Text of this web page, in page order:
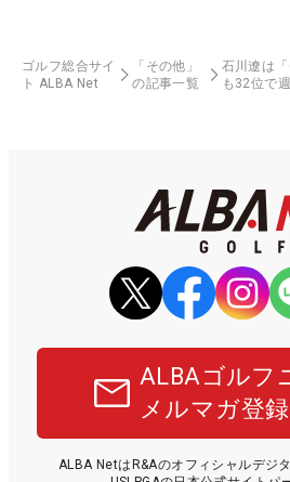
ゴルフ総合サイ
ト ALBA Net
「その他」
の記事一覧
石川遼は
も32位で
ALBAゴルフ
メルマガ登
ALBA NetはR&Aのオフィシャルデジ